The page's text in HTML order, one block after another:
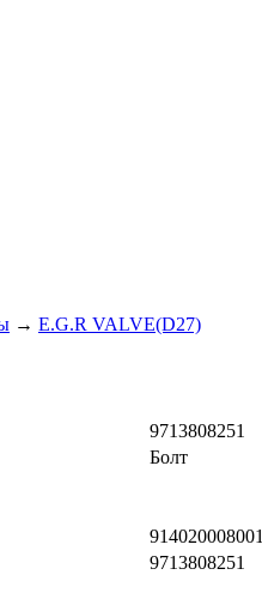
→ E.G.R VALVE(D27)
9713808251
Болт
914020008001
9713808251